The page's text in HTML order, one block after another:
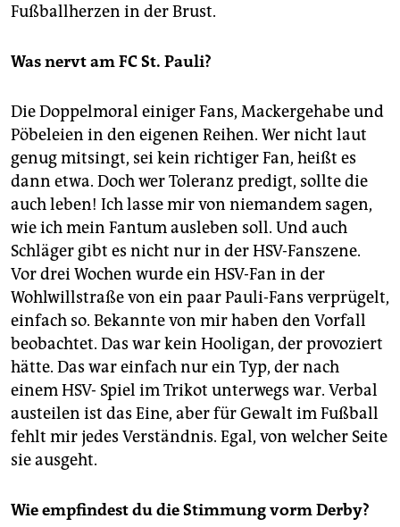
Fußballherzen in der Brust.
Was nervt am FC St. Pauli?
Die Doppelmoral einiger Fans, Mackergehabe und
Pöbeleien in den eigenen Reihen. Wer nicht laut
genug mitsingt, sei kein richtiger Fan, heißt es
dann etwa. Doch wer Toleranz predigt, sollte die
auch leben! Ich lasse mir von niemandem sagen,
wie ich mein Fantum ausleben soll. Und auch
Schläger gibt es nicht nur in der HSV-Fanszene.
Vor drei Wochen wurde ein HSV-Fan in der
Wohlwillstraße von ein paar Pauli-Fans verprügelt,
einfach so. Bekannte von mir haben den Vorfall
beobachtet. Das war kein Hooligan, der provoziert
hätte. Das war einfach nur ein Typ, der nach
einem HSV- Spiel im Trikot unterwegs war. Verbal
austeilen ist das Eine, aber für Gewalt im Fußball
fehlt mir jedes Verständnis. Egal, von welcher Seite
sie ausgeht.
Wie empfindest du die Stimmung vorm Derby?